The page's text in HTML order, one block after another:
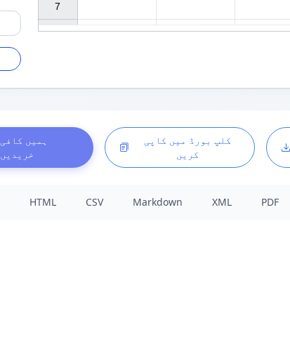
7
ہمیں کافی
خریدیں
کلپ بورڈ میں کاپی
کریں
HTML CSV Markdown XML PDF